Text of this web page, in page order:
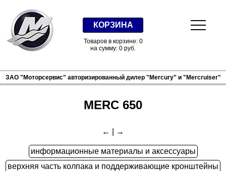
КОРЗИНА
Товаров в корзине: 0
на сумму: 0 руб.
ЗАО "Моторсервис" авторизированный дилер "Mercury" и "Mercruiser"
MERC 650
← →
информационные материалы и аксессуары
верхняя часть колпака и поддерживающие кронштейны